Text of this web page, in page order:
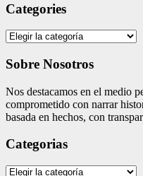
Categories
Categories
Sobre Nosotros
Nos destacamos en el medio
comprometido con narrar
basada en hechos, con
Categorias
Categorias